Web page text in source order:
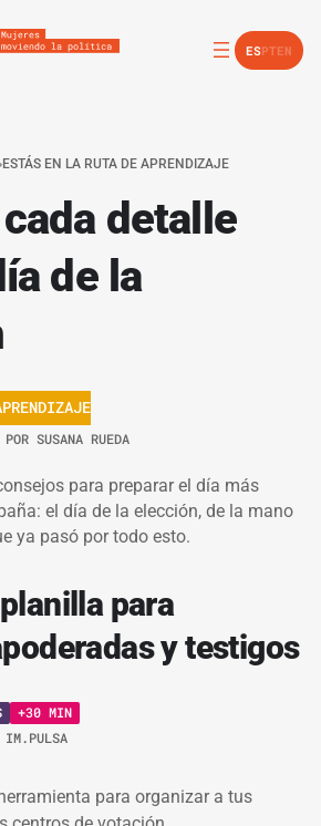
ESPTEN
ESTÁS EN LA RUTA DE APRENDIZAJE
detalle
de la
SUSANA RUEDA
para preparar el día más
el día de la elección, de la mano
ya pasó por todo esto.
para
y testigos
+30 MIN
IM.PULSA
para organizar a tus